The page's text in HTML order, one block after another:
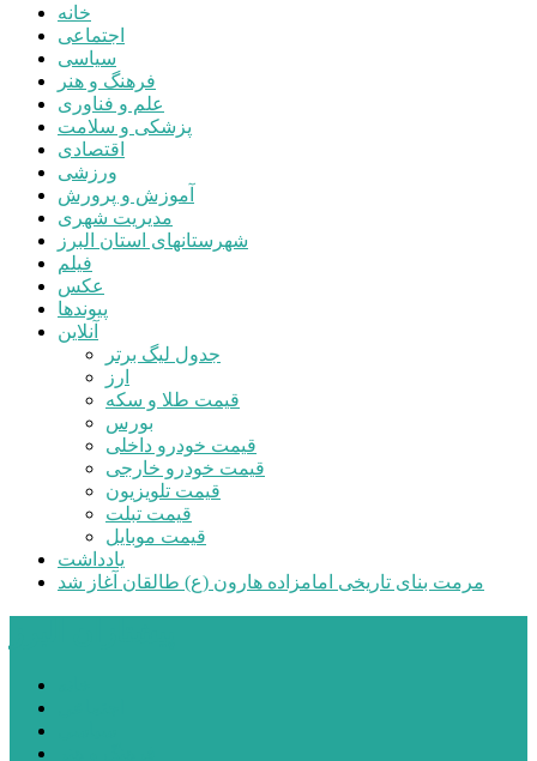
خانه
اجتماعی
سیاسی
فرهنگ و هنر
علم و فناوری
پزشکی و سلامت
اقتصادی
ورزشی
آموزش و پرورش
مدیریت شهری
شهرستانهای استان البرز
فیلم
عکس
پیوندها
آنلاین
جدول لیگ برتر
ارز
قیمت طلا و سکه
بورس
قیمت خودرو داخلی
قیمت خودرو خارجی
قیمت تلویزیون
قیمت تبلت
قیمت موبایل
یادداشت
مرمت بنای تاریخی امامزاده هارون (ع) طالقان آغاز شد